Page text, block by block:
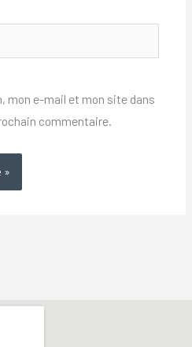
mon e-mail et mon site dans
commentaire.